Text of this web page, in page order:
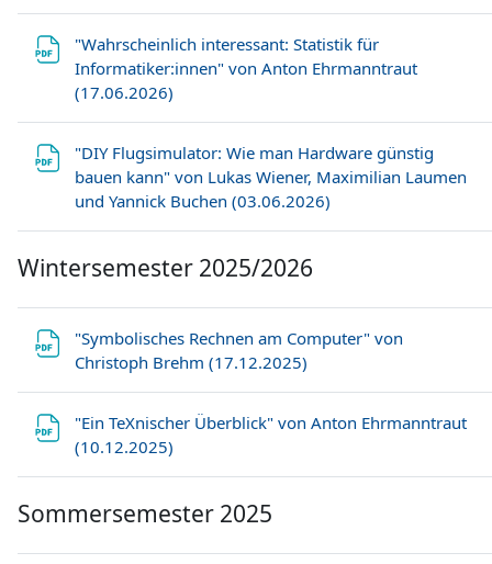
"Wahrscheinlich interessant: Statistik für
Informatiker:innen" von Anton Ehrmanntraut
(17.06.2026)
"DIY Flugsimulator: Wie man Hardware günstig
bauen kann" von Lukas Wiener, Maximilian Laumen
und Yannick Buchen (03.06.2026)
Wintersemester 2025/2026
"Symbolisches Rechnen am Computer" von
Christoph Brehm (17.12.2025)
"Ein TeXnischer Überblick" von Anton Ehrmanntraut
(10.12.2025)
Sommersemester 2025